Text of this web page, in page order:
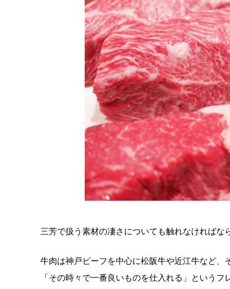
三芳で扱う素材の凄さについても触れなければな
牛肉は神戸ビーフを中心に松阪牛や近江牛など、
「その時々で一番良いものを仕入れる」という